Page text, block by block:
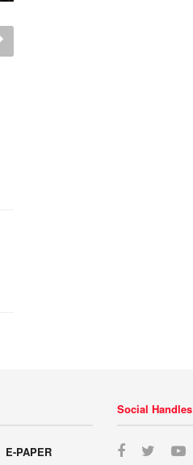
E-PAPER
Social Handles